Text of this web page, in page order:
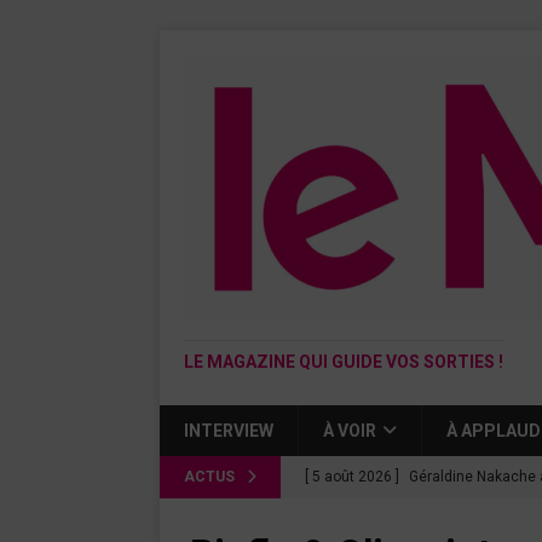
LE MAGAZINE QUI GUIDE VOS SORTIES !
INTERVIEW À VOIR À
ACTUS [ 5 août 2026 ] Géraldine